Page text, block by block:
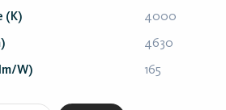
(K) 4000
4630
W) 165